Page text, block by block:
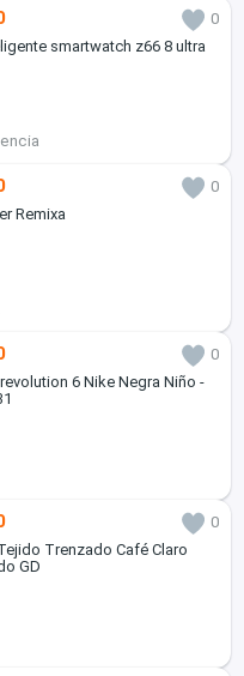
0
smartwatch z66 8 ultra
0
Remixa
0
6 Nike Negra Niño -
0
Trenzado Café Claro
GD